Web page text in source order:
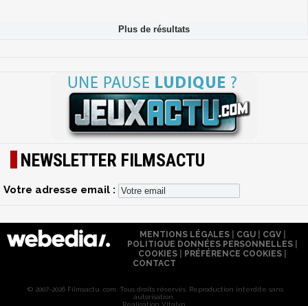
NEWSLETTER FILMSACTU
Votre adresse email :
MENTIONS LÉGALES| CGU| CGV|
POLITIQUE DONNÉES PERSONNELLES
COOKIES
PRÉFÉRENCE COOKIES
CONTACT
© 2007-2026 Filmsactu .com. Tous droits réservés. Reproduction interdite sans
autorisation.
Réalisation Vitalyn